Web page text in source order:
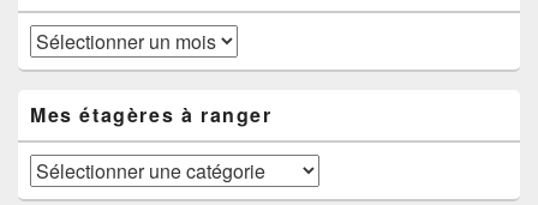
Au
fil
temps
Mes étagères à ranger
Mes
étagères